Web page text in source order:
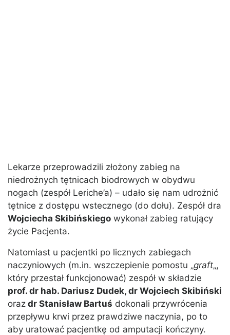
Lekarze przeprowadzili złożony zabieg na
niedrożnych tętnicach biodrowych w obydwu
nogach (zespół Leriche’a) – udało się nam udrożnić
tętnice z dostępu wstecznego (do dołu). Zespół dra
Wojciecha Skibińskiego wykonał zabieg ratujący
życie Pacjenta.
Natomiast u pacjentki po licznych zabiegach
naczyniowych (m.in. wszczepienie pomostu „graft„,
który przestał funkcjonować) zespół w składzie
prof. dr hab. Dariusz Dudek, dr Wojciech Skibiński
oraz dr Stanisław Bartuś dokonali przywrócenia
przepływu krwi przez prawdziwe naczynia, po to
aby uratować pacjentkę od amputacji kończyny.